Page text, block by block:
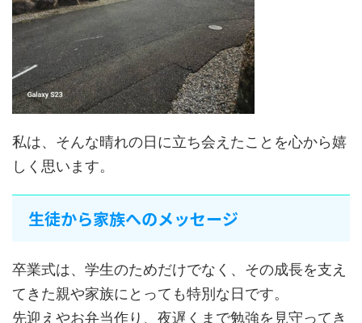
私は、そんな晴れの日に立ち会えたことを心から嬉
しく思います。
生徒から家族へのメッセージ
卒業式は、学生のためだけでなく、その成長を支え
てきた親や家族にとっても特別な日です。
先迎えやお弁当作り、夜遅くまで勉強を見守ってき